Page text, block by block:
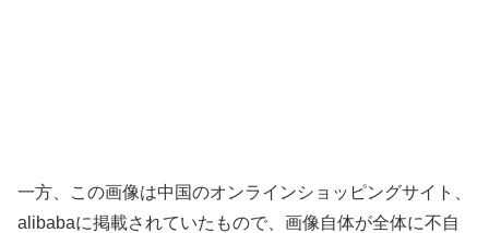
一方、この画像は中国のオンラインショッピングサイト、
alibabaに掲載されていたもので、画像自体が全体に不自